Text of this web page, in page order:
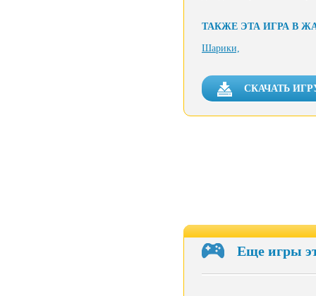
ТАКЖЕ ЭТА ИГРА В
Шарики,
СКАЧАТЬ
Еще игры